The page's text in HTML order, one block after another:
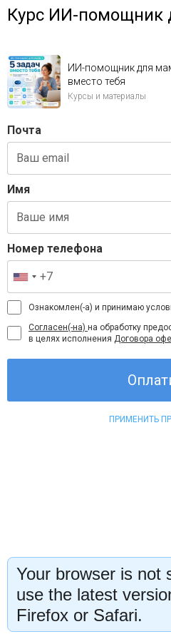
Курс ИИ-
ИИ-помощник для
вместо тебя
Курсы и материалы
Почта
Имя
Номер телефона
Ознакомлен(-а) и принимаю
Согласен(-на) на обработку
в целях исполнения Договора
ПРИМЕНИТЬ
Your browser is not
use the latest
Firefox or Safari.